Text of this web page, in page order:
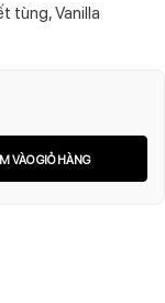
tùng, Vanilla
VÀO GIỎ HÀNG